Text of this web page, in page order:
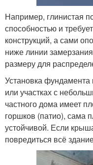
Например, глинистая
способностью и
конструкций, а сами
ниже линии
размеру для
Установка фундамента
или участках с
частного дома имеет
горшков (патио), сама
устойчивой. Если
повредиться всё